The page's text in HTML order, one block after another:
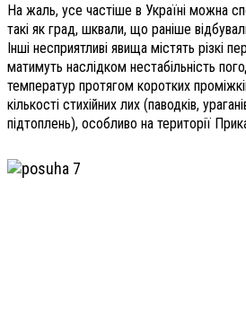
На жаль, усе частіше в Україні можна
такі як град, шквали, що раніше
Інші несприятливі явища містять різкі
матимуть наслідком нестабільність
температур протягом коротких
кількості стихійних лих (паводків,
підтоплень), особливо на території